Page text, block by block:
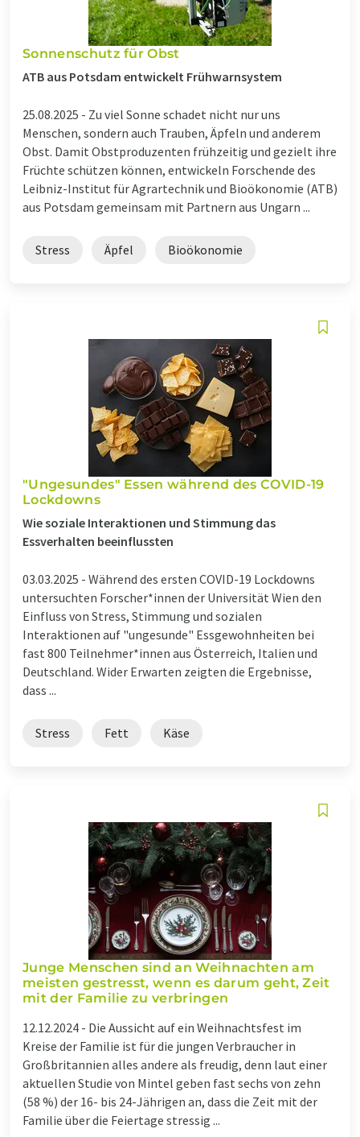
Sonnenschutz für Obst
ATB aus Potsdam entwickelt Frühwarnsystem
25.08.2025 - Zu viel Sonne schadet nicht nur uns
Menschen, sondern auch Trauben, Äpfeln und anderem
Obst. Damit Obstproduzenten frühzeitig und gezielt ihre
Früchte schützen können, entwickeln Forschende des
Leibniz-Institut für Agrartechnik und Bioökonomie (ATB)
aus Potsdam gemeinsam mit Partnern aus Ungarn ...
Stress Äpfel Bioökonomie
"Ungesundes" Essen während des COVID-19
Lockdowns
Wie soziale Interaktionen und Stimmung das
Essverhalten beeinflussten
03.03.2025 - Während des ersten COVID-19 Lockdowns
untersuchten Forscher*innen der Universität Wien den
Einfluss von Stress, Stimmung und sozialen
Interaktionen auf "ungesunde" Essgewohnheiten bei
fast 800 Teilnehmer*innen aus Österreich, Italien und
Deutschland. Wider Erwarten zeigten die Ergebnisse,
dass ...
Stress Fett Käse
Junge Menschen sind an Weihnachten am
meisten gestresst, wenn es darum geht, Zeit
mit der Familie zu verbringen
12.12.2024 - Die Aussicht auf ein Weihnachtsfest im
Kreise der Familie ist für die jungen Verbraucher in
Großbritannien alles andere als freudig, denn laut einer
aktuellen Studie von Mintel geben fast sechs von zehn
(58 %) der 16- bis 24-Jährigen an, dass die Zeit mit der
Familie über die Feiertage stressig ...